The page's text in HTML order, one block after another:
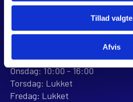
Tillad valgte
Afvis
BUTIKKEN
Tirsdag: 10:00 - 16:00
Onsdag: 10:00 - 16:00
Torsdag: Lukket
Fredag: Lukket